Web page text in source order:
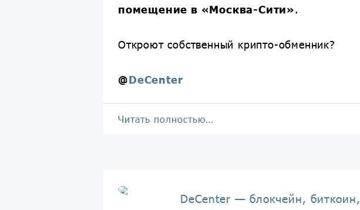
помещение в «Москва-Сити».
Откроют собственный крипто-обменник?
@DeCenter
Читать полностью…
DeCenter — блокчейн, биткоин,